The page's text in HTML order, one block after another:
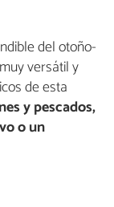
del otoño-
versátil y
de esta
y pescados,
o un